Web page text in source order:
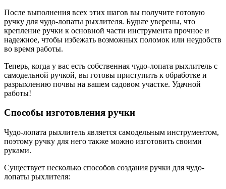
После выполнения всех этих шагов вы получите готовую
ручку для чудо-лопаты рыхлителя. Будьте уверены, что
крепление ручки к основной части инструмента прочное и
надежное, чтобы избежать возможных поломок или неудобств
во время работы.
Теперь, когда у вас есть собственная чудо-лопата рыхлитель с
самодельной ручкой, вы готовы приступить к обработке и
разрыхлению почвы на вашем садовом участке. Удачной
работы!
Способы изготовления ручки
Чудо-лопата рыхлитель является самодельным инструментом,
поэтому ручку для него также можно изготовить своими
руками.
Существует несколько способов создания ручки для чудо-
лопаты рыхлителя: